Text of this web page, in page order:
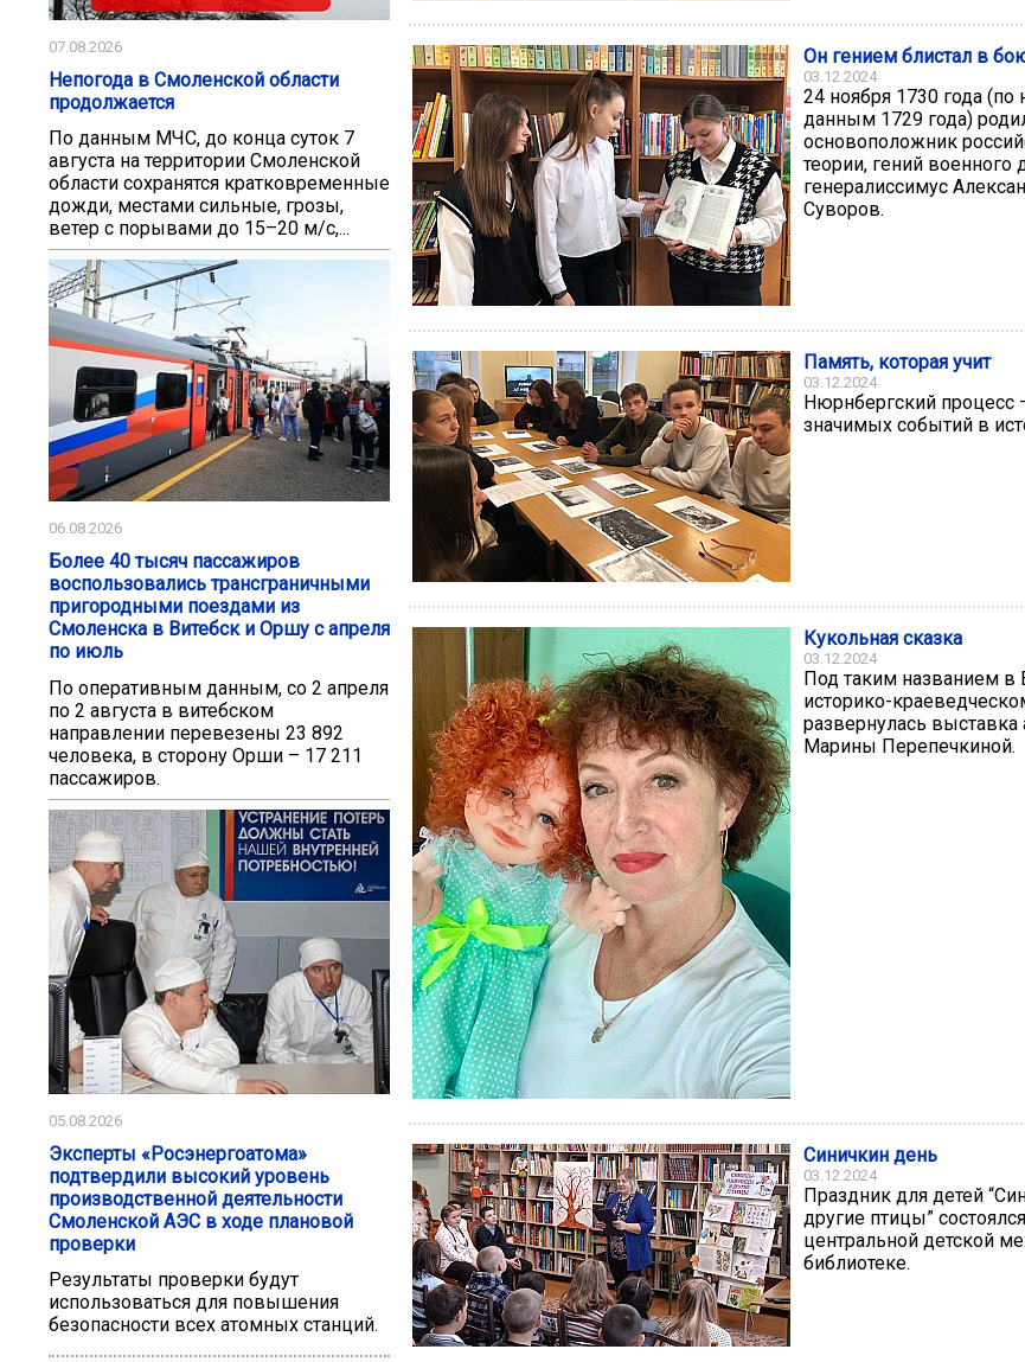
07.08.2026
Непогода в Смоленской области
продолжается
По данным МЧС, до конца суток 7
августа на территории Смоленской
области сохранятся кратковременные
дожди, местами сильные, грозы,
ветер с порывами до 15–20 м/с,...
06.08.2026
Более 40 тысяч пассажиров
воспользовались трансграничными
пригородными поездами из
Смоленска в Витебск и Оршу с апреля
по июль
По оперативным данным, со 2 апреля
по 2 августа в витебском
направлении перевезены 23 892
человека, в сторону Орши – 17 211
пассажиров.
05.08.2026
Эксперты «Росэнергоатома»
подтвердили высокий уровень
производственной деятельности
Смоленской АЭС в ходе плановой
проверки
Результаты проверки будут
использоваться для повышения
безопасности всех атомных станций.
Он гением блистал в
03.12.2024
24 ноября 1730 года
данным 1729 года)
основоположник
теории, гений военного
генералиссимус
Суворов.
Память, которая учит
03.12.2024
Нюрнбергский процесс
значимых событий в
Кукольная сказка
03.12.2024
Под таким названием в
историко-
развернулась выставка
Марины Перепечкиной.
Синичкин день
03.12.2024
Праздник для детей
другие птицы”
центральной детской
библиотеке.